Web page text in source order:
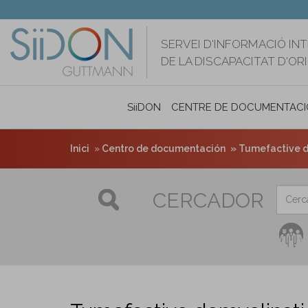
contingut
SERVEI D'INFORMACIÓ
DE LA DISCAPACITAT
SiiDON CENTRE DE
Inici Centro de documentación Tumefactive
CERCADOR